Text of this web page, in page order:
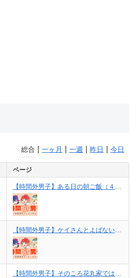
総合 一ヶ月 一週 昨日 今日
ページ
【時間外男子】ある日の朝ご飯（４巻①と②の間の話）
【時間外男子】ケイさんとよばないで（参考・1巻p40の話）
【時間外男子】そのころ花丸家では（４巻③～⑥の裏話）